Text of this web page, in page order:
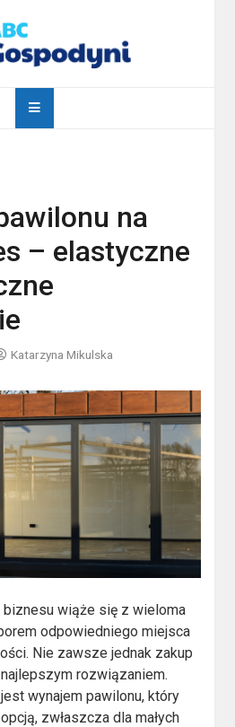
na
– elastyczne
Katarzyna Mikulska
biznesu wiąże się z wieloma
odpowiedniego miejsca
Nie zawsze jednak zakup
rozwiązaniem.
wynajem pawilonu, który
zwłaszcza dla małych